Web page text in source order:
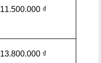
11.500.000 ₫
13.800.000 ₫